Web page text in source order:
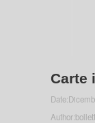
Carte
Date:
Author: